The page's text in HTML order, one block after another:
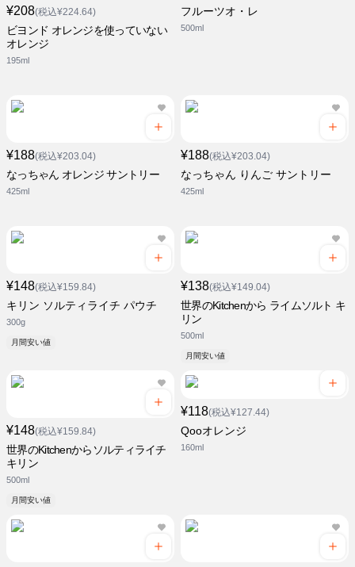
¥208(税込¥224.64)
ビヨンド オレンジを使っていない
オレンジ
195ml
フルーツオ・レ
500ml
¥188(税込¥203.04)
なっちゃん オレンジ サントリー
425ml
¥188(税込¥203.04)
なっちゃん りんご サントリー
425ml
¥148(税込¥159.84)
キリン ソルティライチ パウチ
300g
月間安い値
¥138(税込¥149.04)
世界のKitchenから ライムソルト キ
リン
500ml
月間安い値
¥148(税込¥159.84)
世界のKitchenからソルティライチ
キリン
500ml
月間安い値
¥118(税込¥127.44)
Qooオレンジ
160ml